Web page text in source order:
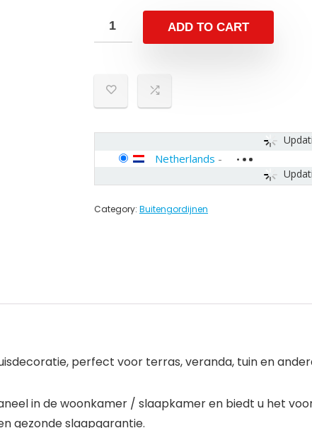
ADD TO CART
Netherlands -
Category: Buitengordijnen
perfect voor terras, veranda, tuin en
in de woonkamer / slaapkamer en biedt u het
gezonde slaapgarantie.